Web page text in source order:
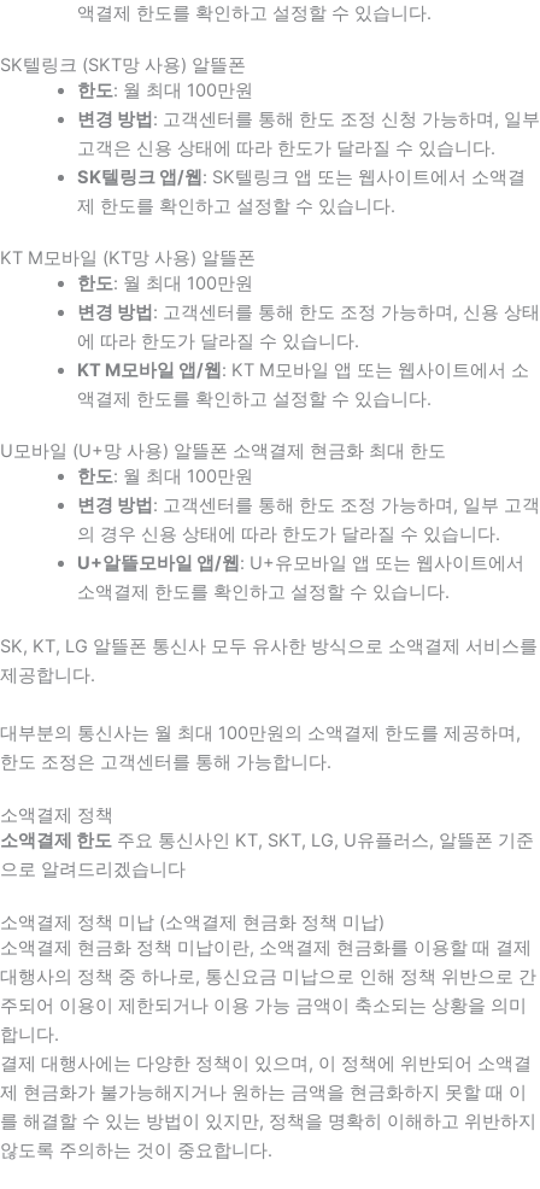
액결제 한도를 확인하고 설정할 수 있습니다.
SK텔링크 (SKT망 사용) 알뜰폰
한도: 월 최대 100만원
변경 방법 : 고객센터를 통해 한도 조정 신청 가능하며, 일부
고객은 신용 상태에 따라 한도가 달라질 수 있습니다.
SK텔링크 앱/웹 : SK텔링크 앱 또는 웹사이트에서 소액결
제 한도를 확인하고 설정할 수 있습니다.
KT M모바일 (KT망 사용) 알뜰폰
한도: 월 최대 100만원
변경 방법 : 고객센터를 통해 한도 조정 가능하며, 신용 상태
에 따라 한도가 달라질 수 있습니다.
KT M모바일 앱/웹 : KT M모바일 앱 또는 웹사이트에서 소
액결제 한도를 확인하고 설정할 수 있습니다.
U모바일 (U+망 사용) 알뜰폰 소액결제 현금화 최대 한도
한도: 월 최대 100만원
변경 방법 : 고객센터를 통해 한도 조정 가능하며, 일부 고객
의 경우 신용 상태에 따라 한도가 달라질 수 있습니다.
U+알뜰모바일 앱/웹 : U+유모바일 앱 또는 웹사이트에서
소액결제 한도를 확인하고 설정할 수 있습니다.
SK, KT, LG 알뜰폰 통신사 모두 유사한 방식으로 소액결제 서비스를
제공합니다.
대부분의 통신사는 월 최대 100만원의 소액결제 한도를 제공하며,
한도 조정은 고객센터를 통해 가능합니다.
소액결제 정책
소액결제 한도 주요 통신사인 KT, SKT, LG, U유플러스, 알뜰폰 기준
으로 알려드리겠습니다
소액결제 정책 미납 (소액결제 현금화 정책 미납)
소액결제 현금화 정책 미납이란, 소액결제 현금화를 이용할 때 결제
대행사의 정책 중 하나로, 통신요금 미납으로 인해 정책 위반으로 간
주되어 이용이 제한되거나 이용 가능 금액이 축소되는 상황을 의미
합니다.
결제 대행사에는 다양한 정책이 있으며, 이 정책에 위반되어 소액결
제 현금화가 불가능해지거나 원하는 금액을 현금화하지 못할 때 이
를 해결할 수 있는 방법이 있지만, 정책을 명확히 이해하고 위반하지
않도록 주의하는 것이 중요합니다.